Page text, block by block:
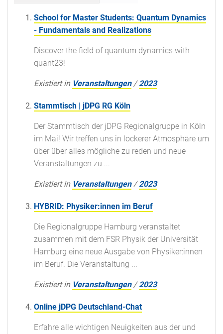
School for Master Students: Quantum Dynamics
- Fundamentals and Realizations
Discover the field of quantum dynamics with
quant23!
Existiert in Veranstaltungen /2023
Stammtisch | jDPG RG Köln
Der Stammtisch der jDPG Regionalgruppe in Köln
im Mai! Wir treffen uns in lockerer Atmosphäre um
über über alles mögliche zu reden und neue
Veranstaltungen zu ...
Existiert in Veranstaltungen /2023
HYBRID: Physiker:innen im Beruf
Die Regionalgruppe Hamburg veranstaltet
zusammen mit dem FSR Physik der Universität
Hamburg eine neue Ausgabe von Physiker:innen
im Beruf. Die Veranstaltung ...
Existiert in Veranstaltungen /2023
Online jDPG Deutschland-Chat
Erfahre alle wichtigen Neuigkeiten aus der und